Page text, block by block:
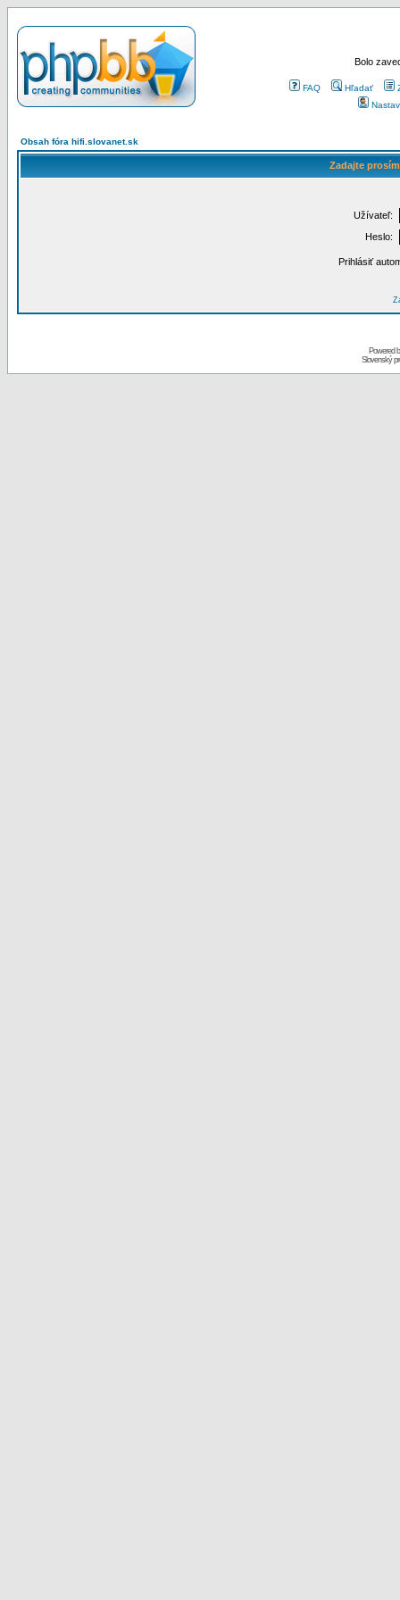
Bolo
FAQ Hľadať
Obsah fóra hifi.slovanet.sk
Zadajte
Užívateľ:
Heslo:
Prihlásiť
Powered
Slovenský